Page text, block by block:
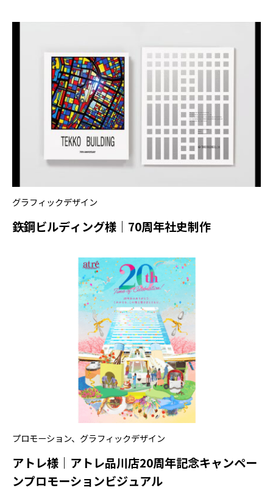
グラフィックデザイン
鉃鋼ビルディング様｜70周年社史制作
プロモーション、 グラフィックデザイン
アトレ様｜アトレ品川店20周年記念キャンペー
ンプロモーションビジュアル